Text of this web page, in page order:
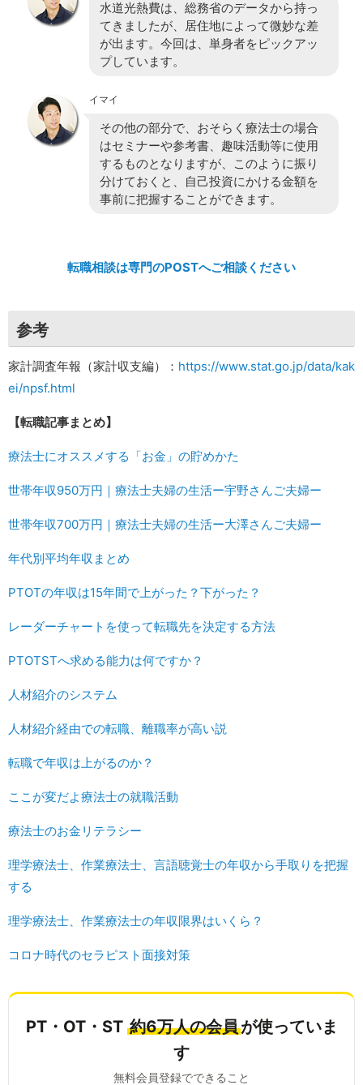
水道光熱費は、総務省のデータから持っ
てきましたが、居住地によって微妙な差
が出ます。今回は、単身者をピックアッ
プしています。
イマイ
その他の部分で、おそらく療法士の場合
はセミナーや参考書、趣味活動等に使用
するものとなりますが、このように振り
分けておくと、自己投資にかける金額を
事前に把握することができます。
転職相談は専門のPOSTへご相談ください
参考
家計調査年報（家計収支編）： https://www.stat.go.jp/data/kak
ei/npsf.html
【転職記事まとめ】
療法士にオススメする「お金」の貯めかた
世帯年収950万円｜療法士夫婦の生活ー宇野さんご夫婦ー
世帯年収700万円｜療法士夫婦の生活ー大澤さんご夫婦ー
年代別平均年収まとめ
PTOTの年収は15年間で上がった？下がった？
レーダーチャートを使って転職先を決定する方法
PTOTSTへ求める能力は何ですか？
人材紹介のシステム
人材紹介経由での転職、離職率が高い説
転職で年収は上がるのか？
ここが変だよ療法士の就職活動
療法士のお金リテラシー
理学療法士、作業療法士、言語聴覚士の年収から手取りを把握
する
理学療法士、作業療法士の年収限界はいくら？
コロナ時代のセラピスト面接対策
PT・OT・ST 約6万人の会員が使っていま
す
無料会員登録でできること